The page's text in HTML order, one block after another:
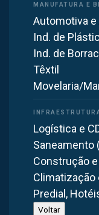
Automotiva
Ind. de
Ind. de
Têxtil
Movelaria/
Logística e
Saneamento
Construção
Climatização
Predial,
Voltar
Já
Piracicaba/
Fabricamos em
Brasil. Esta é uma
montou nesta região
projeto executado.
PIRACICABA/SP